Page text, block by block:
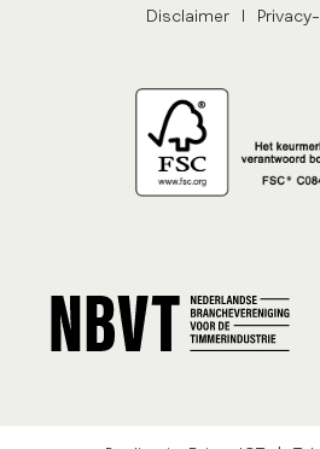
Disclaimer |